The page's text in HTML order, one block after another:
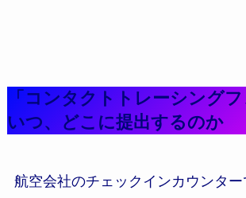
「コンタクトトレーシング
いつ、どこに提出するのか
航空会社のチェックインカウンター